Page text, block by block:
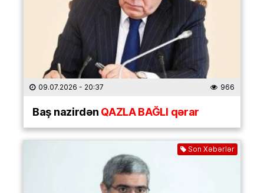
09.07.2026 - 20:37 966
Baş nazirdənQAZLA BAĞLI qərar
Son Xəbərlər